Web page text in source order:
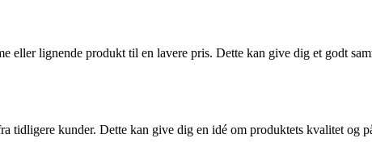
eller lignende produkt til en lavere pris. Dette kan give dig et godt
tidligere kunder. Dette kan give dig en idé om produktets kvalitet og